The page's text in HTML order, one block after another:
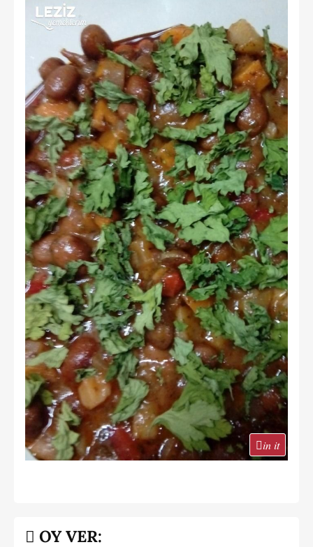
in it
OY VER: